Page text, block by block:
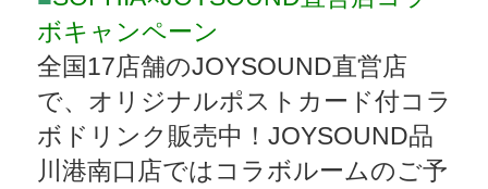
ボキャンペーン
全国17店舗のJOYSOUND直営店
で、オリジナルポストカード付コラ
ボドリンク販売中！JOYSOUND品
川港南口店ではコラボルームのご予